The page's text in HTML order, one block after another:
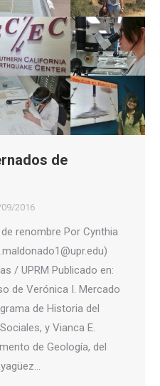
de
2016
renombre Por Cynthia
/ UPRM Publicado en:
de Verónica I. Mercado
de Historia del
y Vianca E.
de Geología, del